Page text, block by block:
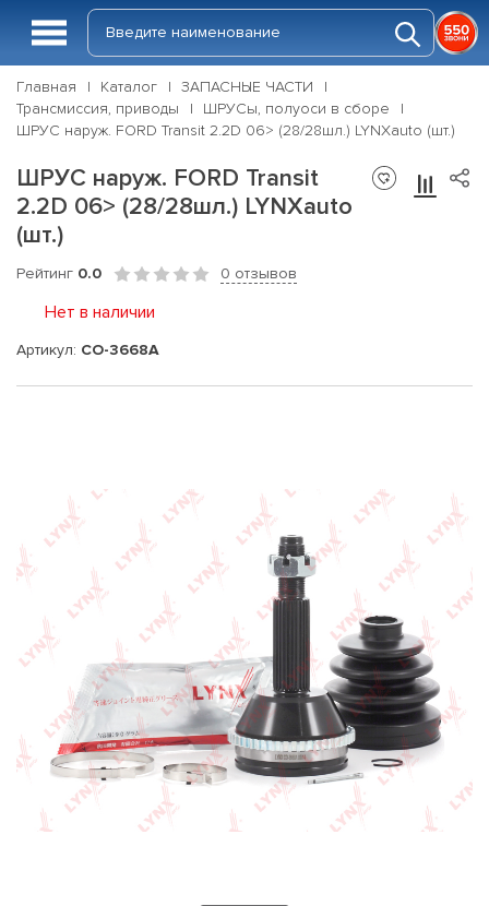
Главная Каталог
ЗАПАСНЫЕ ЧАСТИ
Трансмиссия, приводы
ШРУСы, полуоси в сборе
ШРУС наруж. FORD Transit 2.2D 06> (28/28шл.) LYNXauto (шт.)
ШРУС наруж. FORD Transit
2.2D 06> (28/28шл.) LYNXauto
(шт.)
Рейтинг 0.0 0 отзывов
Нет в наличии
Артикул: CO-3668A